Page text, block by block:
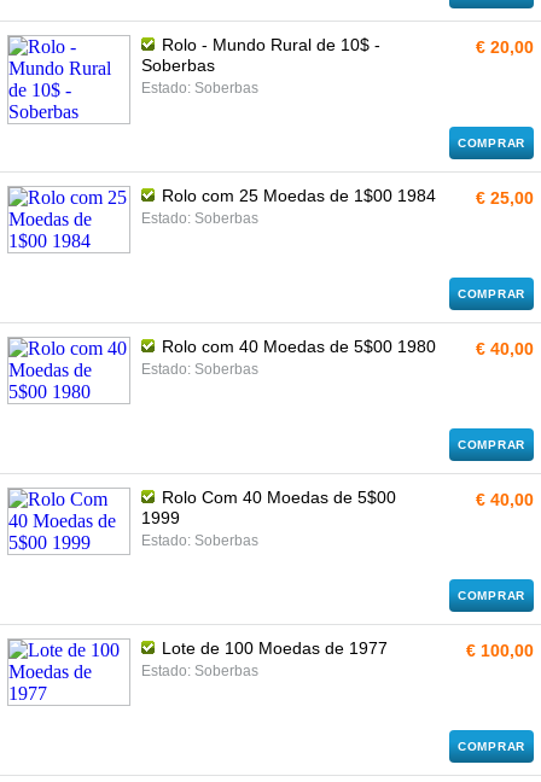
Rolo - Mundo Rural de 10$ -
Soberbas
Estado: Soberbas
€ 20,00
COMPRAR
Rolo com 25 Moedas de 1$00 1984
Estado: Soberbas
€ 25,00
COMPRAR
Rolo com 40 Moedas de 5$00 1980
Estado: Soberbas
€ 40,00
COMPRAR
Rolo Com 40 Moedas de 5$00
1999
Estado: Soberbas
€ 40,00
COMPRAR
Lote de 100 Moedas de 1977
Estado: Soberbas
€ 100,00
COMPRAR